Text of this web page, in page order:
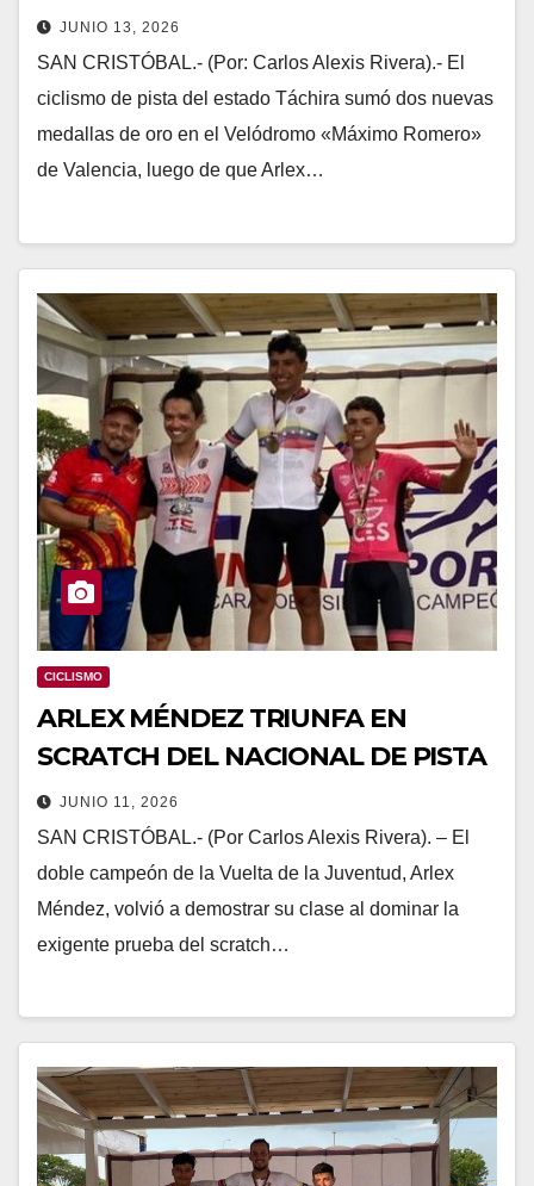
JUNIO 13, 2026
SAN CRISTÓBAL.- (Por: Carlos Alexis Rivera).- ​El
ciclismo de pista del estado Táchira sumó dos nuevas
medallas de oro en el Velódromo «Máximo Romero»
de Valencia, luego de que Arlex…
CICLISMO
ARLEX MÉNDEZ TRIUNFA EN
SCRATCH DEL NACIONAL DE PISTA
JUNIO 11, 2026
SAN CRISTÓBAL.- (​Por Carlos Alexis Rivera). – ​El
doble campeón de la Vuelta de la Juventud, Arlex
Méndez, volvió a demostrar su clase al dominar la
exigente prueba del scratch…